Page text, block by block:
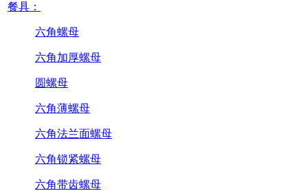
餐具：
六角螺母
六角加厚螺母
圆螺母
六角薄螺母
六角法兰面螺母
六角锁紧螺母
六角带齿螺母